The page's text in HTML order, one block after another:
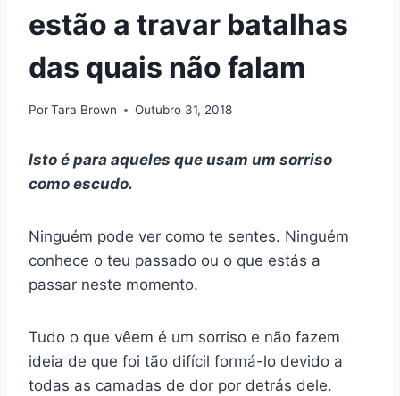
estão a travar batalhas
das quais não falam
PorTara Brown Outubro 31, 2018
Isto é para aqueles que usam um sorriso
como escudo.
Ninguém pode ver como te sentes. Ninguém
conhece o teu passado ou o que estás a
passar neste momento.
Tudo o que vêem é um sorriso e não fazem
ideia de que foi tão difícil formá-lo devido a
todas as camadas de dor por detrás dele.